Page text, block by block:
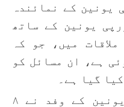
یونین کے نمائندہ
یونین کے ساتھ
میں، جو کہ
ہے، ان مسائل کو
گیا ہے۔
افغانستان میں یورپی یونین کے وفد نے ۸